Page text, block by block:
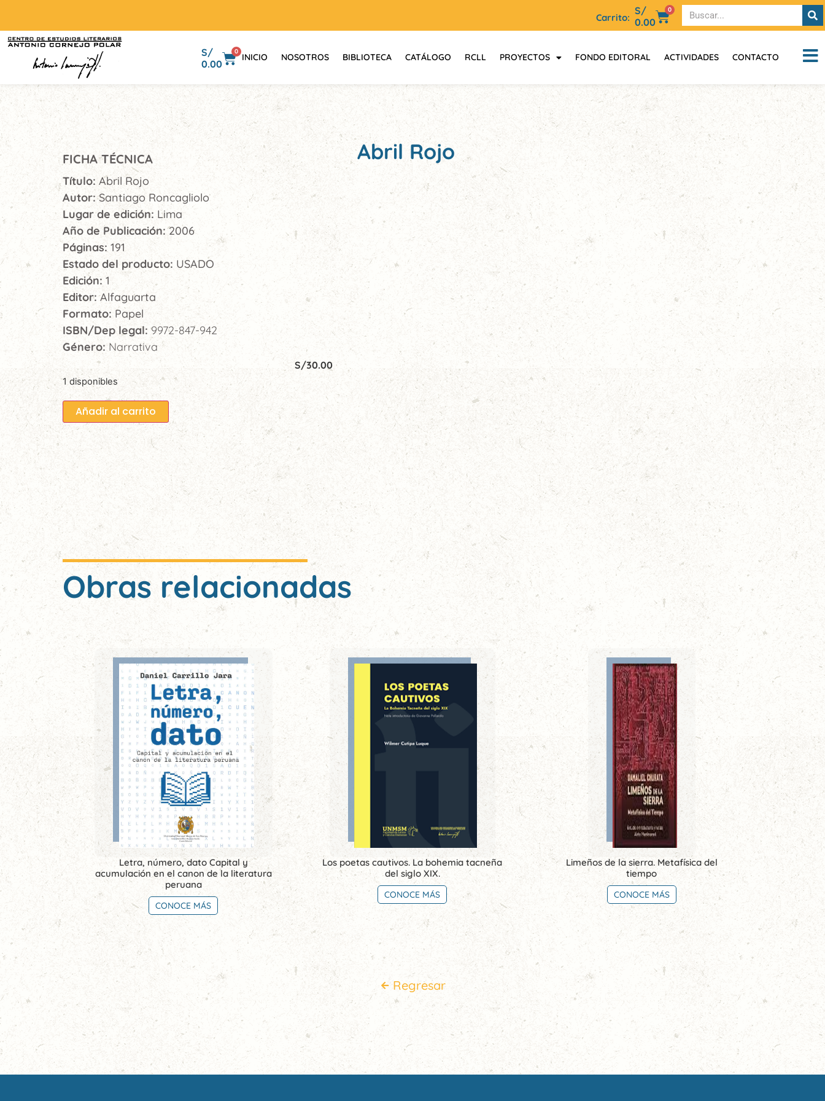
Carrito:
S/
0.00
0
S/
0.00
0
INICIO NOSOTROS BIBLIOTECA CATÁLOGO RCLL PROYECTOS FONDO EDITORAL ACTIVIDADES CONTACTO
FICHA TÉCNICA
Título: Abril Rojo
Autor:Santiago Roncagliolo
Lugar de edición: Lima
Año de Publicación:2006
Páginas: 191
Estado del producto: USADO
Edición: 1
Editor:Alfaguarta
Formato: Papel
ISBN/Dep legal:9972-847-942
Género: Narrativa
S/30.00
1 disponibles
Añadir al carrito
Abril Rojo
Obras relacionadas
Letra, número, dato Capital y
acumulación en el canon de la literatura
peruana
CONOCE MÁS
Los poetas cautivos. La bohemia tacneña
del siglo XIX.
CONOCE MÁS
Limeños de la sierra. Metafísica del
tiempo
CONOCE MÁS
Regresar